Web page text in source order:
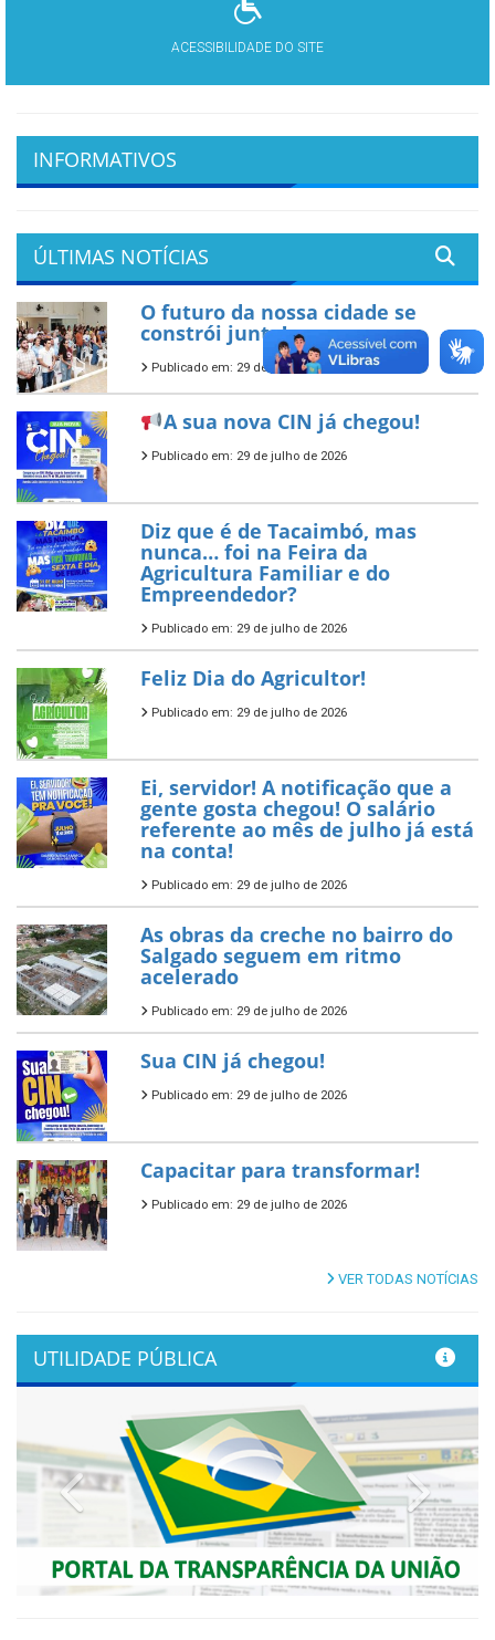
ACESSIBILIDADE DO SITE
INFORMATIVOS
ÚLTIMAS NOTÍCIAS
O futuro da nossa cidade se
constrói junto!
Publicado em: 29 de julho de 2026
A sua nova CIN já chegou!
Publicado em: 29 de julho de 2026
Diz que é de Tacaimbó, mas
nunca… foi na Feira da
Agricultura Familiar e do
Empreendedor?
Publicado em: 29 de julho de 2026
Feliz Dia do Agricultor!
Publicado em: 29 de julho de 2026
Ei, servidor! A notificação que a
gente gosta chegou! O salário
referente ao mês de julho já está
na conta!
Publicado em: 29 de julho de 2026
As obras da creche no bairro do
Salgado seguem em ritmo
acelerado
Publicado em: 29 de julho de 2026
Sua CIN já chegou!
Publicado em: 29 de julho de 2026
Capacitar para transformar!
Publicado em: 29 de julho de 2026
VER TODAS NOTÍCIAS
UTILIDADE PÚBLICA
Previous Next